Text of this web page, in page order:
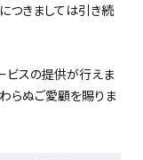
つきましては引き続
ビスの提供が行えま
らぬご愛顧を賜りま